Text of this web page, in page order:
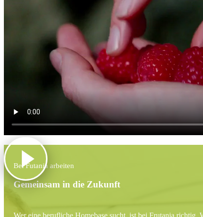
Bei Futania arbeiten
Gemeinsam in die Zukunft